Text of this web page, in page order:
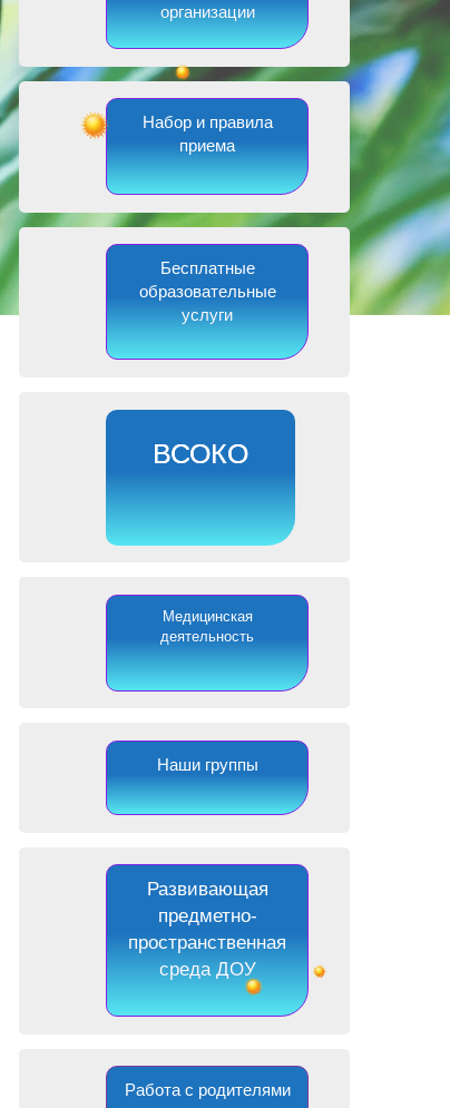
организации
Набор и правила
приема
Бесплатные
образовательные
услуги
ВСОКО
Медицинская
деятельность
Наши группы
Развивающая
предметно-
пространственная
среда ДОУ
Работа с родителями